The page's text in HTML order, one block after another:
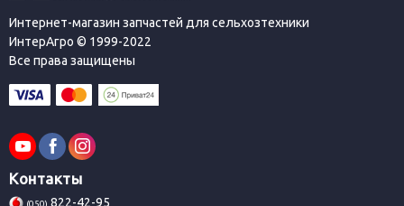
Интернет-магазин запчастей для сельхозтехники
ИнтерАгро © 1999-2022
Все права защищены
Контакты
(050) 822-42-95